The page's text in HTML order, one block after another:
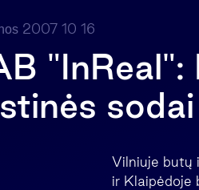
2007 10 16
Vilniuje butų
ir Klaipėdoje